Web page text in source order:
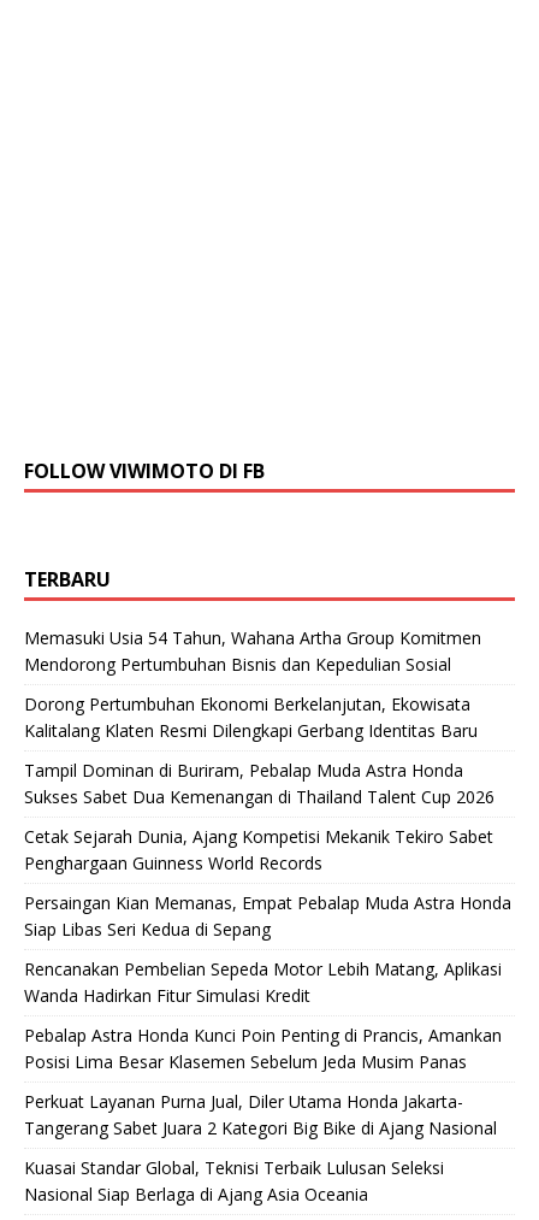
FOLLOW VIWIMOTO DI FB
TERBARU
Memasuki Usia 54 Tahun, Wahana Artha Group Komitmen
Mendorong Pertumbuhan Bisnis dan Kepedulian Sosial
Dorong Pertumbuhan Ekonomi Berkelanjutan, Ekowisata
Kalitalang Klaten Resmi Dilengkapi Gerbang Identitas Baru
Tampil Dominan di Buriram, Pebalap Muda Astra Honda
Sukses Sabet Dua Kemenangan di Thailand Talent Cup 2026
Cetak Sejarah Dunia, Ajang Kompetisi Mekanik Tekiro Sabet
Penghargaan Guinness World Records
Persaingan Kian Memanas, Empat Pebalap Muda Astra Honda
Siap Libas Seri Kedua di Sepang
Rencanakan Pembelian Sepeda Motor Lebih Matang, Aplikasi
Wanda Hadirkan Fitur Simulasi Kredit
Pebalap Astra Honda Kunci Poin Penting di Prancis, Amankan
Posisi Lima Besar Klasemen Sebelum Jeda Musim Panas
Perkuat Layanan Purna Jual, Diler Utama Honda Jakarta-
Tangerang Sabet Juara 2 Kategori Big Bike di Ajang Nasional
Kuasai Standar Global, Teknisi Terbaik Lulusan Seleksi
Nasional Siap Berlaga di Ajang Asia Oceania